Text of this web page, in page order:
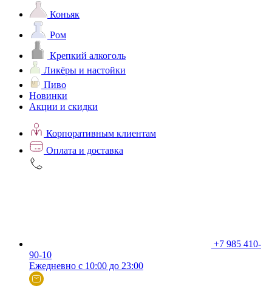
Коньяк
Ром
Крепкий алкоголь
Ликёры и настойки
Пиво
Новинки
Акции и скидки
Корпоративным клиентам
Оплата и доставка
+7 985 410-
90-10
Ежедневно с 10:00 до 23:00